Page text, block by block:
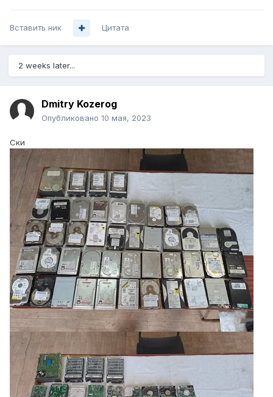
Вставить ник Цитата
2 weeks later...
Dmitry Kozerog
Опубликовано 10 мая, 2023
Ски